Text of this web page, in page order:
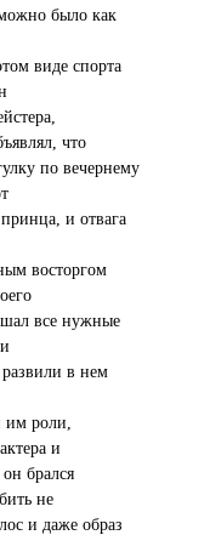
было как
виде спорта
что
по вечернему
и отвага
восторгом
все нужные
в нем
им роли,
и
брался
не
и даже образ